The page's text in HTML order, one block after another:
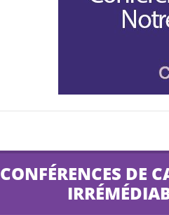
CONFÉRENCES DE